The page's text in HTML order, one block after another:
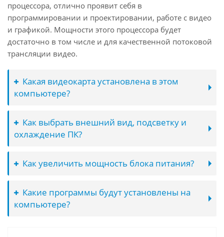
процессора, отлично проявит себя в
программировании и проектировании, работе с видео
и графикой. Мощности этого процессора будет
достаточно в том числе и для качественной потоковой
трансляции видео.
Какая видеокарта установлена в этом
компьютере?
Как выбрать внешний вид, подсветку и
охлаждение ПК?
Как увеличить мощность блока питания?
Какие программы будут установлены на
компьютере?